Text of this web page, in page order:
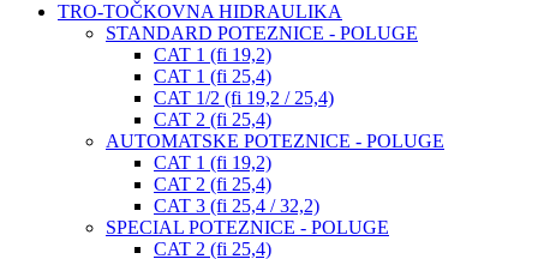
TRO-TOČKOVNA HIDRAULIKA
STANDARD POTEZNICE - POLUGE
CAT 1 (fi 19,2)
CAT 1 (fi 25,4)
CAT 1/2 (fi 19,2 / 25,4)
CAT 2 (fi 25,4)
AUTOMATSKE POTEZNICE - POLUGE
CAT 1 (fi 19,2)
CAT 2 (fi 25,4)
CAT 3 (fi 25,4 / 32,2)
SPECIAL POTEZNICE - POLUGE
CAT 2 (fi 25,4)